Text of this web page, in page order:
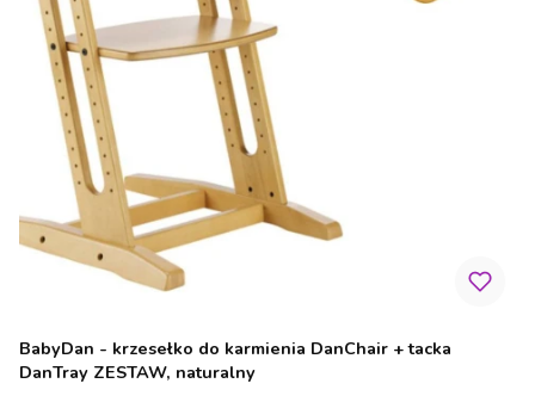
BabyDan - krzesełko do karmienia DanChair + tacka
DanTray ZESTAW, naturalny